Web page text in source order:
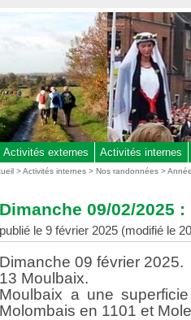
Activités externes Activités internes
>Activités internes >Nos randonnées>
Dimanche 09/02/2025
publié le 9 février 2025 (modifié le
Dimanche 09 février 2025.
13 Moulbaix.
Moulbaix a une
Molombais en 1101 et